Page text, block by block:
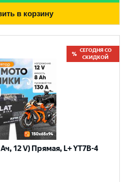
в корзину
СЕГОДНЯ СО
СКИДКОЙ
12 V) Прямая, L+ YT7B-4